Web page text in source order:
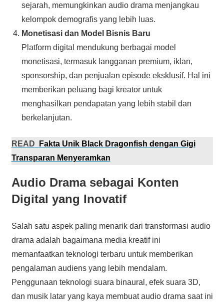
sejarah, memungkinkan audio drama menjangkau
kelompok demografis yang lebih luas.
Monetisasi dan Model Bisnis Baru
Platform digital mendukung berbagai model
monetisasi, termasuk langganan premium, iklan,
sponsorship, dan penjualan episode eksklusif. Hal ini
memberikan peluang bagi kreator untuk
menghasilkan pendapatan yang lebih stabil dan
berkelanjutan.
READ
Fakta Unik Black Dragonfish dengan Gigi
Transparan Menyeramkan
Audio Drama sebagai Konten
Digital yang Inovatif
Salah satu aspek paling menarik dari transformasi audio
drama adalah bagaimana media kreatif ini
memanfaatkan teknologi terbaru untuk memberikan
pengalaman audiens yang lebih mendalam.
Penggunaan teknologi suara binaural, efek suara 3D,
dan musik latar yang kaya membuat audio drama saat ini